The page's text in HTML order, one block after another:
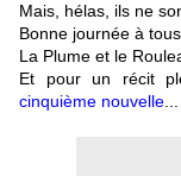
Mais, hélas, ils ne
Bonne journée à tous.
La Plume et le
Et pour un récit
cinquième nouvelle